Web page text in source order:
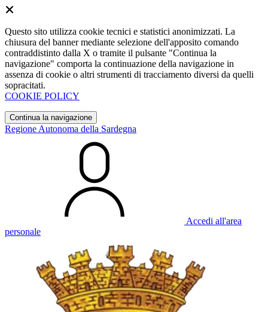
Questo sito utilizza cookie tecnici e statistici anonimizzati. La
chiusura del banner mediante selezione dell'apposito comando
contraddistinto dalla X o tramite il pulsante "Continua la
navigazione" comporta la continuazione della navigazione in
assenza di cookie o altri strumenti di tracciamento diversi da quelli
sopracitati.
COOKIE POLICY
Continua la navigazione
Regione Autonoma della Sardegna
Accedi all'area
personale